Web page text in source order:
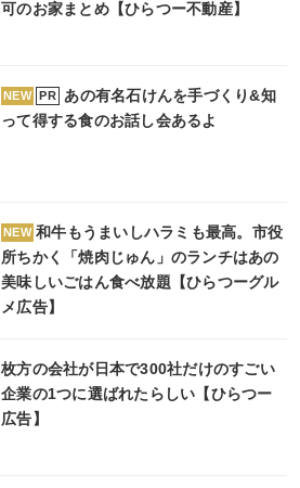
可のお家まとめ【ひらつー不動産】
NEW PR
あの有名石けんを手づくり&知
って得する食のお話し会あるよ
NEW 和牛もうまいしハラミも最高。市役
所ちかく「焼肉じゅん」のランチはあの
美味しいごはん食べ放題【ひらつーグル
メ広告】
枚方の会社が日本で300社だけのすごい
企業の1つに選ばれたらしい【ひらつー
広告】